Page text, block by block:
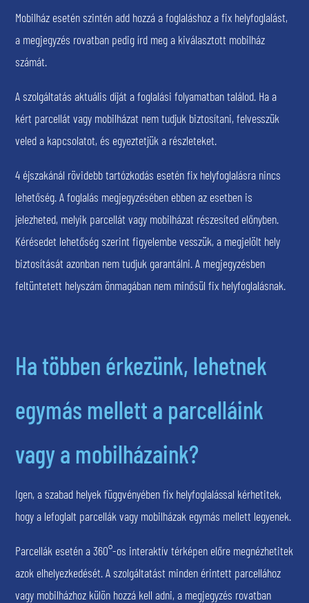
Mobilház esetén szintén add hozzá a foglaláshoz a fix helyfoglalást,
a megjegyzés rovatban pedig írd meg a kiválasztott mobilház
számát.
A szolgáltatás aktuális díját a foglalási folyamatban találod. Ha a
kért parcellát vagy mobilházat nem tudjuk biztosítani, felvesszük
veled a kapcsolatot, és egyeztetjük a részleteket.
4 éjszakánál rövidebb tartózkodás esetén fix helyfoglalásra nincs
lehetőség. A foglalás megjegyzésében ebben az esetben is
jelezheted, melyik parcellát vagy mobilházat részesíted előnyben.
Kérésedet lehetőség szerint figyelembe vesszük, a megjelölt hely
biztosítását azonban nem tudjuk garantálni. A megjegyzésben
feltüntetett helyszám önmagában nem minősül fix helyfoglalásnak.
Ha többen érkezünk, lehetnek
egymás mellett a parcelláink
vagy a mobilházaink?
Igen, a szabad helyek függvényében fix helyfoglalással kérhetitek,
hogy a lefoglalt parcellák vagy mobilházak egymás mellett legyenek.
Parcellák esetén a 360°-os interaktív térképen előre megnézhetitek
azok elhelyezkedését. A szolgáltatást minden érintett parcellához
vagy mobilházhoz külön hozzá kell adni, a megjegyzés rovatban